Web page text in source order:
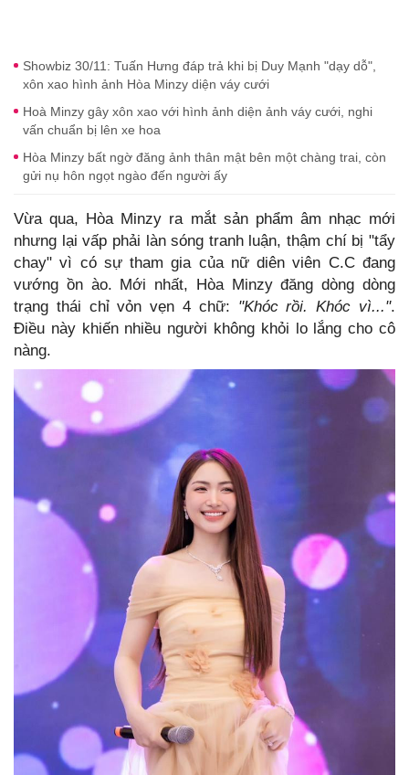
Showbiz 30/11: Tuấn Hưng đáp trả khi bị Duy Mạnh "dạy dỗ",
xôn xao hình ảnh Hòa Minzy diện váy cưới
Hoà Minzy gây xôn xao với hình ảnh diện ảnh váy cưới, nghi
vấn chuẩn bị lên xe hoa
Hòa Minzy bất ngờ đăng ảnh thân mật bên một chàng trai, còn
gửi nụ hôn ngọt ngào đến người ấy
Vừa qua, Hòa Minzy ra mắt sản phẩm âm nhạc mới
nhưng lại vấp phải làn sóng tranh luận, thậm chí bị "tẩy
chay" vì có sự tham gia của nữ diên viên C.C đang
vướng ồn ào. Mới nhất, Hòa Minzy đăng dòng dòng
trạng thái chỉ vỏn vẹn 4 chữ: "Khóc rồi. Khóc vì...".
Điều này khiến nhiều người không khỏi lo lắng cho cô
nàng.